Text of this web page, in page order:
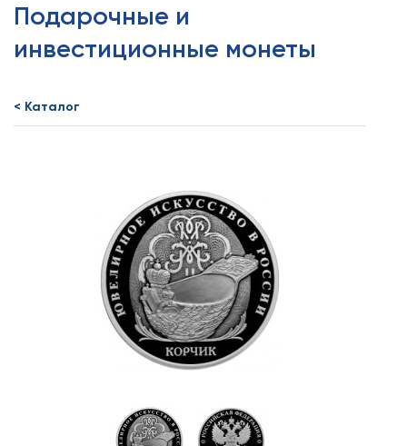
Подарочные и
инвестиционные монеты
< Каталог